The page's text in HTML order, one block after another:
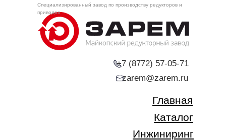
+7 (8772) 57-05-71
Каталог
Инжиниринг
Главная
zarem@zarem.ru
Специализированный завод по производству редукторов и
приводов